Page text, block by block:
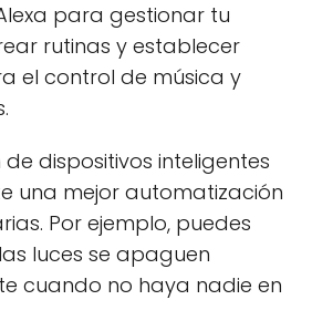
para gestionar tu
rutinas y establecer
el control de música y
dispositivos inteligentes
una mejor automatización
Por ejemplo, puedes
luces se apaguen
cuando no haya nadie en